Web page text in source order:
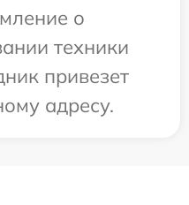
о
техники
привезет
адресу.